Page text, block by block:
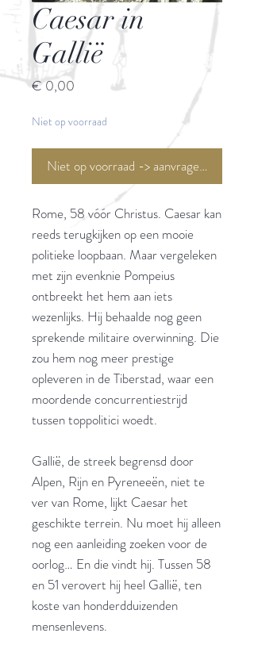
Caesar in
Gallië
€ 0,00
Niet op voorraad
Niet op voorraad -> aanvragen <-
Rome, 58 vóór Christus. Caesar kan
reeds terugkijken op een mooie
politieke loopbaan. Maar vergeleken
met zijn evenknie Pompeius
ontbreekt het hem aan iets
wezenlijks. Hij behaalde nog geen
sprekende militaire overwinning. Die
zou hem nog meer prestige
opleveren in de Tiberstad, waar een
moordende concurrentiestrijd
tussen toppolitici woedt.
Gallië, de streek begrensd door
Alpen, Rijn en Pyreneeën, niet te
ver van Rome, lijkt Caesar het
geschikte terrein. Nu moet hij alleen
nog een aanleiding zoeken voor de
oorlog… En die vindt hij. Tussen 58
en 51 verovert hij heel Gallië, ten
koste van honderdduizenden
mensenlevens.